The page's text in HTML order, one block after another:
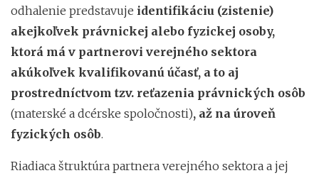
odhalenie predstavuje identifikáciu (zistenie)
akejkoľvek právnickej alebo fyzickej osoby,
ktorá má v partnerovi verejného sektora
akúkoľvek kvalifikovanú účasť, a to aj
prostredníctvom tzv. reťazenia právnických osôb
(materské a dcérske spoločnosti), až na úroveň
fyzických osôb.
Riadiaca štruktúra partnera verejného sektora a jej